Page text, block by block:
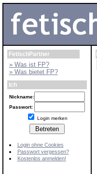
FetischPartner
» Was ist FP?
» Was bietet FP?
Ich
Nickname:
Passwort:
Login merken
Login ohne Cookies
Passwort vergessen?
Kostenlos anmelden!